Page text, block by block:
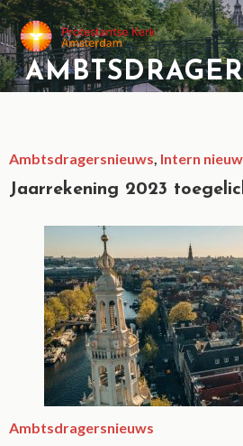
Ambtsdragersnieuws, Intern
Jaarrekening 2023
Ambtsdragersnieuws